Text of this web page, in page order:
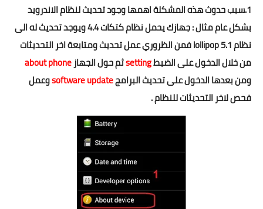
1.سبب حدوث هذه المشكلة اهمها وجود تحديث لنظام الاندرويد
بشكل عام مثال : جهازك يحمل نظام كتكات 4.4 ويوجد تحديث له الى
نظام lollipop 5.1 فمن الظروري عمل تحديث ومتابعة اخر التحديثات
من خلال الدخول على الضبطsettingثم حول الجهازabout phone
ومن بعدها الدخول على تحديث البرامجsoftware updateوعمل
فحص لاخر التحديثات للنظام .